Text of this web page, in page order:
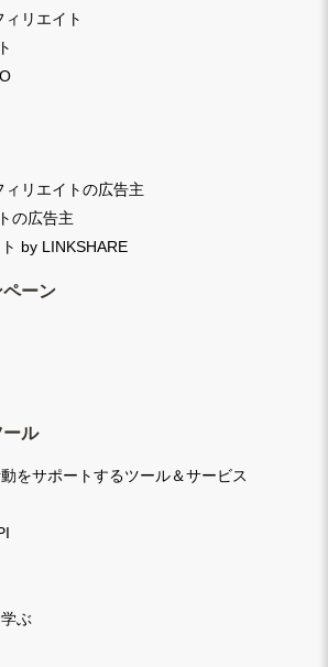
ィリエイト
ィリエイトの広告主
の広告主
by LINKSHARE
ーン
ル
をサポートするツール＆サービス
ぶ